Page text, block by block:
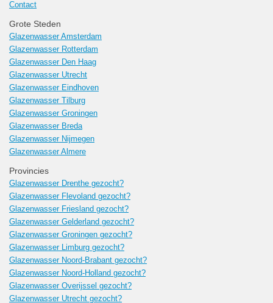
Contact
Grote Steden
Glazenwasser Amsterdam
Glazenwasser Rotterdam
Glazenwasser Den Haag
Glazenwasser Utrecht
Glazenwasser Eindhoven
Glazenwasser Tilburg
Glazenwasser Groningen
Glazenwasser Breda
Glazenwasser Nijmegen
Glazenwasser Almere
Provincies
Glazenwasser Drenthe gezocht?
Glazenwasser Flevoland gezocht?
Glazenwasser Friesland gezocht?
Glazenwasser Gelderland gezocht?
Glazenwasser Groningen gezocht?
Glazenwasser Limburg gezocht?
Glazenwasser Noord-Brabant gezocht?
Glazenwasser Noord-Holland gezocht?
Glazenwasser Overijssel gezocht?
Glazenwasser Utrecht gezocht?